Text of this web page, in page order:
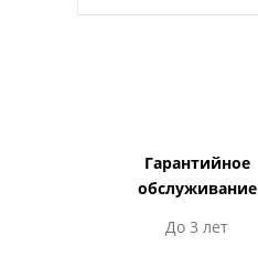
Гарантийное
обслуживание
До 3 лет